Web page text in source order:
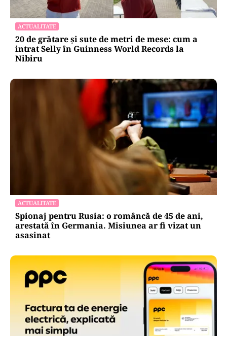
ACTUALITATE
20 de grătare și sute de metri de mese: cum a
intrat Selly în Guinness World Records la
Nibiru
ACTUALITATE
Spionaj pentru Rusia: o româncă de 45 de ani,
arestată în Germania. Misiunea ar fi vizat un
asasinat